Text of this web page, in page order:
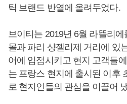
틱 브랜드 반열에 올려두었다.
브이티는 2019년 6월 라뜰리
몰과 파리 샹젤리제 거리에 있
어에 입점시키고 현지 고객들
는 프랑스 현지에 출시된 이후
로 현지인들의 관심을 이끌어